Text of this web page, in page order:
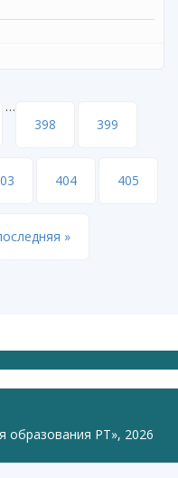
«Путь к
…
398
399
404 405
»
РТ», 2026